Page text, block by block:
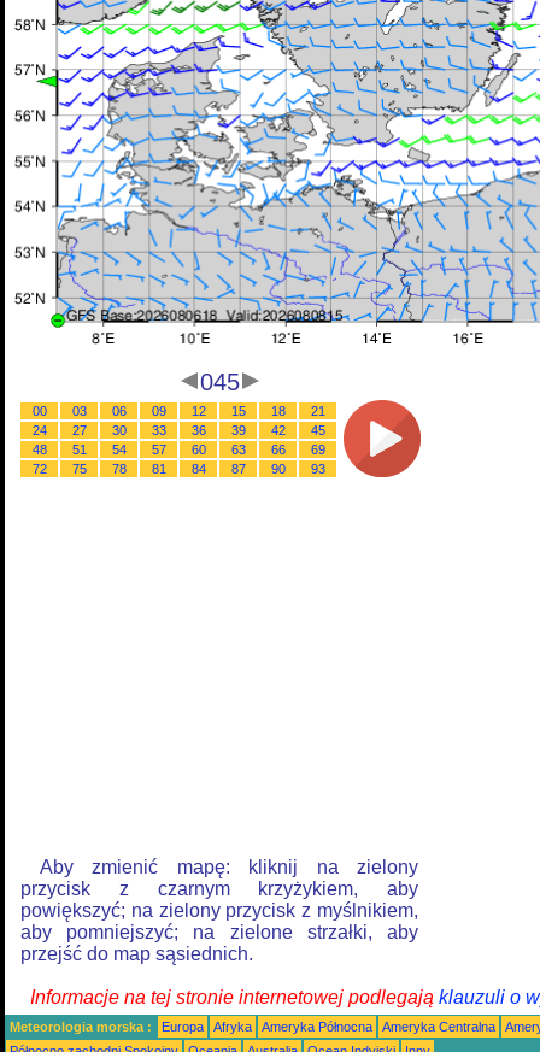
045
00 03 06 09 12 15 18
21
24
27 30 33 36 39 42
45
48
51 54 57 60 63 66
69
72
75 78 81 84 87 90 93
Aby zmienić mapę: kliknij na zielony
przycisk z czarnym krzyżykiem, aby
powiększyć; na zielony przycisk z myślnikiem,
aby pomniejszyć; na zielone strzałki, aby
przejść do map sąsiednich.
Informacje na tej stronie internetowej podlegają klauzuli o
Meteorologia morska : Europa Afryka Ameryka Północna Ameryka Centralna